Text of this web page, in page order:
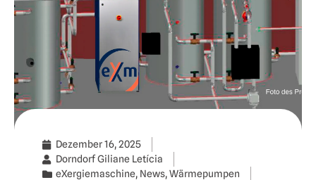
Dezember 16, 2025
Dorndorf Giliane Letícia
eXergiemaschine, News,Wärmepumpen